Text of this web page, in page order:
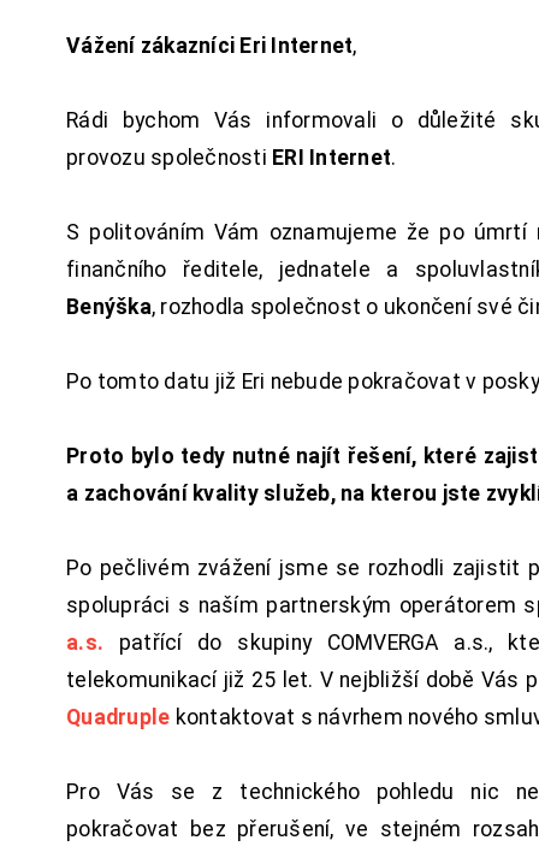
Vážení zákazníci Eri Internet,
Rádi bychom Vás informovali o důležité
provozu společnosti ERI Internet.
S politováním Vám oznamujeme že po úmrtí
finančního ředitele, jednatele a
Benýška, rozhodla společnost o ukončení své
Po tomto datu již Eri nebude pokračovat v
Proto bylo tedy nutné najít řešení, které
a zachování kvality služeb, na kterou jste
Po pečlivém zvážení jsme se rozhodli zajistit
spolupráci s naším partnerským operátorem
a.s. patřící do skupiny COMVERGA a.s.,
telekomunikací již 25 let. V nejbližší době Vás
Quadruple kontaktovat s návrhem nového
Pro Vás se z technického pohledu nic
pokračovat bez přerušení, ve stejném